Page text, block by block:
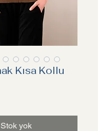
Kısa Kollu
Stok yok